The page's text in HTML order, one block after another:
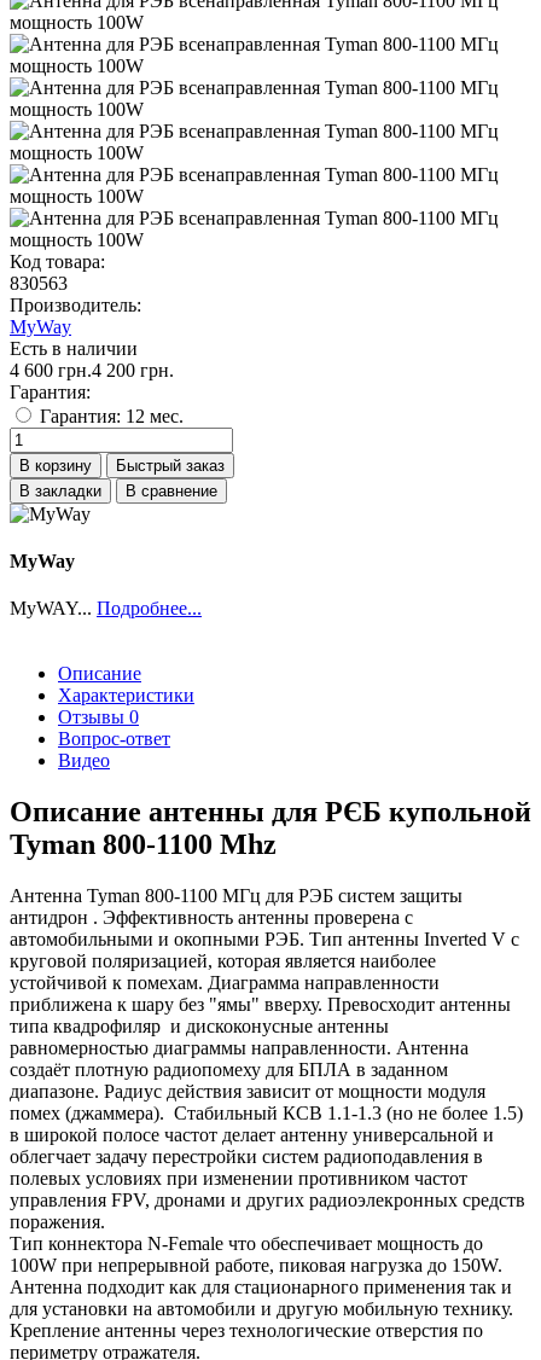
Код товара:
830563
Производитель:
MyWay
Есть в наличии
4 600 грн.4 200 грн.
Гарантия:
Гарантия: 12 мес.
В корзину
Быстрый заказ
В закладки
В сравнение
MyWay
MyWAY... Подробнее...
Описание
Характеристики
Отзывы 0
Вопрос-ответ
Видео
Описание антенны для РЄБ купольной
Tyman 800-1100 Mhz
Антенна Tyman 800-1100 МГц для РЭБ систем защиты
антидрон . Эффективность антенны проверена с
автомобильными и окопными РЭБ. Тип антенны Inverted V с
круговой поляризацией, которая является наиболее
устойчивой к помехам. Диаграмма направленности
приближена к шару без "ямы" вверху. Превосходит антенны
типа квадрофиляр и дискоконусные антенны
равномерностью диаграммы направленности. Антенна
создаёт плотную радиопомеху для БПЛА в заданном
диапазоне. Радиус действия зависит от мощности модуля
помех (джаммера). Стабильный КСВ 1.1-1.3 (но не более 1.5)
в широкой полосе частот делает антенну универсальной и
облегчает задачу перестройки систем радиоподавления в
полевых условиях при изменении противником частот
управления FPV, дронами и других радиоэлекронных средств
поражения.
Тип коннектора N-Female что обеспечивает мощность до
100W при непрерывной работе, пиковая нагрузка до 150W.
Антенна подходит как для стационарного применения так и
для установки на автомобили и другую мобильную технику.
Крепление антенны через технологические отверстия по
периметру отражателя.